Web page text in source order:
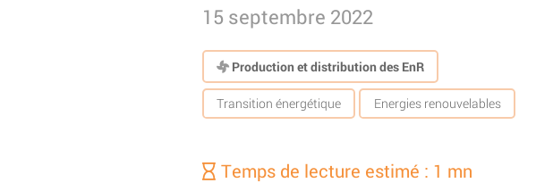
15 septembre 2022
Production et distribution des EnR
Transition énergétique Energies renouvelables
Temps de lecture estimé : 1 mn